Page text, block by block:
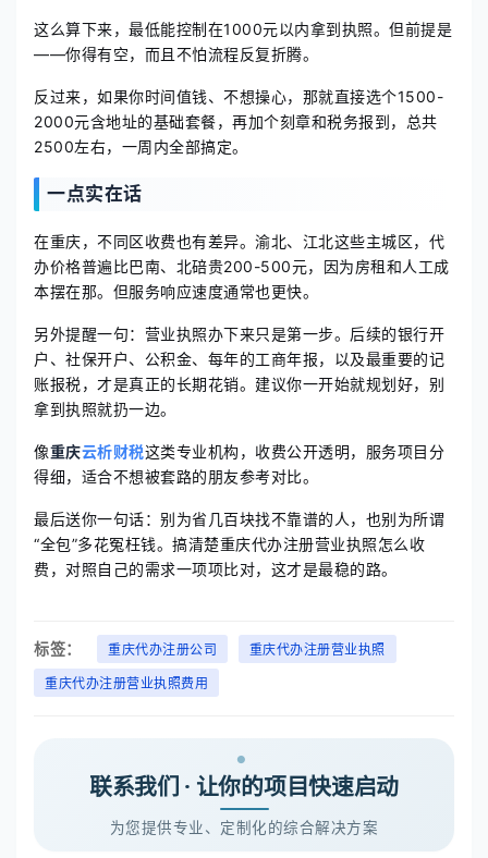
这么算下来，最低能控制在1000元以内拿到执照。但前提是
——你得有空，而且不怕流程反复折腾。
反过来，如果你时间值钱、不想操心，那就直接选个1500-
2000元含地址的基础套餐，再加个刻章和税务报到，总共
2500左右，一周内全部搞定。
一点实在话
在重庆，不同区收费也有差异。渝北、江北这些主城区，代
办价格普遍比巴南、北碚贵200-500元，因为房租和人工成
本摆在那。但服务响应速度通常也更快。
另外提醒一句：营业执照办下来只是第一步。后续的银行开
户、社保开户、公积金、每年的工商年报，以及最重要的记
账报税，才是真正的长期花销。建议你一开始就规划好，别
拿到执照就扔一边。
像重庆云析财税这类专业机构，收费公开透明，服务项目分
得细，适合不想被套路的朋友参考对比。
最后送你一句话：别为省几百块找不靠谱的人，也别为所谓
“全包”多花冤枉钱。搞清楚重庆代办注册营业执照怎么收
费，对照自己的需求一项项比对，这才是最稳的路。
标签： 重庆代办注册公司
重庆代办注册营业执照
重庆代办注册营业执照费用
联系我们 · 让你的项目快速启动
为您提供专业、定制化的综合解决方案